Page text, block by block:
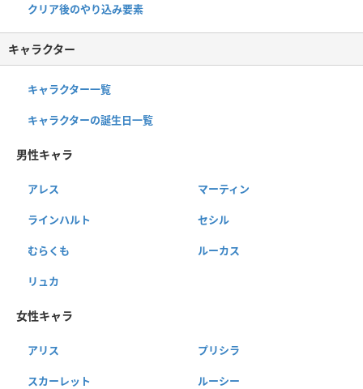
クリア後のやり込み要素
キャラクター
キャラクター一覧
キャラクターの誕生日一覧
男性キャラ
アレス マーティン
ラインハルト セシル
むらくも ルーカス
リュカ
女性キャラ
アリス プリシラ
スカーレット ルーシー